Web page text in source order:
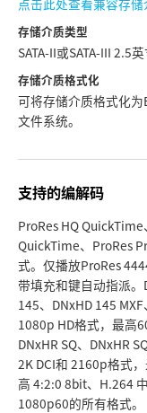
存储介质类型
SATA-II或SATA-III 2.5
存储介质格式化
可将存储介质格式化为
文件系统。
支持的编解码
ProRes HQ
QuickTime、ProRes
式。仅播放ProRes
带填充和键自动指派。
145、DNxHD 145
1080p HD格式， 最高
DNxHR SQ、DNxHR
2K DCI和 2160p格式
高 4:2:0 8bit、H.264
1080p60的所有格式。